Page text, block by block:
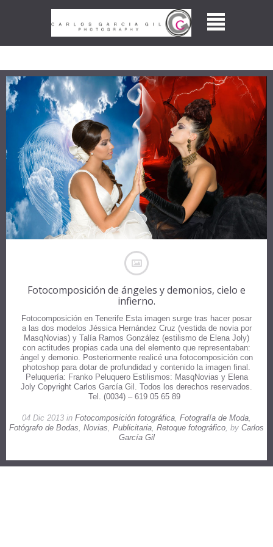
Fotocomposición de ángeles y demonios, cielo e
infierno.
Fotocomposición en Tenerife Esta imagen surge tras hacer posar
a las dos modelos Jéssica Hernández Cruz (vestida de novia por
MasqNovias) y Talía Ramos González (estilismo de Elena Joly)
con actitudes propias cada una del elemento que representaban:
ángel y demonio. Posteriormente realicé una fotocomposición con
photoshop para dotar de profundidad y contenido la imagen final.
Peluquería: Franko Peluquero Estilismos: MasqNovias y Elena
Joly Copyright Carlos García Gil. Todos los derechos reservados.
Tel. (0034) – 619 05 65 89
04 Dic 2013 in Fotocomposición fotográfica Fotografía de Moda
Fotógrafo de Bodas Novias Publicitaria Retoque fotográfico , by Carlos
García Gil